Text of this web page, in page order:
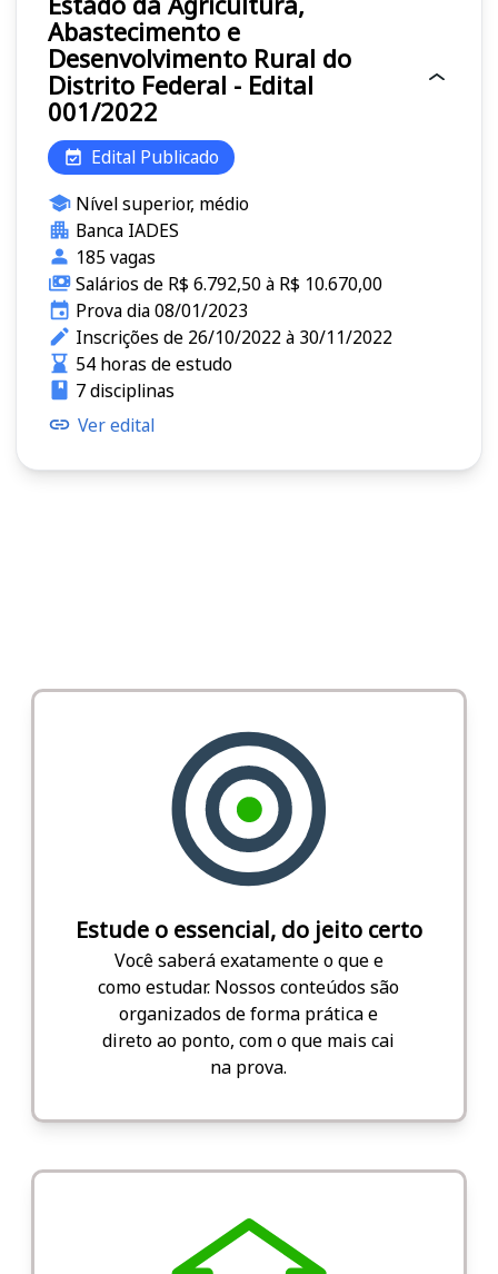
Abastecimento e
Desenvolvimento Rural do
Distrito Federal - Edital
001/2022
Edital Publicado
Nível superior, médio
Banca IADES
185 vagas
Salários de R$ 6.792,50 à R$ 10.670,00
Prova dia 08/01/2023
Inscrições de 26/10/2022 à 30/11/2022
54 horas de estudo
7 disciplinas
Ver edital
Estude o essencial, do jeito certo
Você saberá exatamente o que e
como estudar. Nossos conteúdos são
organizados de forma prática e
direto ao ponto, com o que mais cai
na prova.